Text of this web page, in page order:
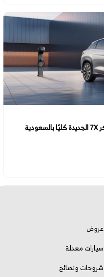
عروض
سيارات معدلة
شروحات ونصائح